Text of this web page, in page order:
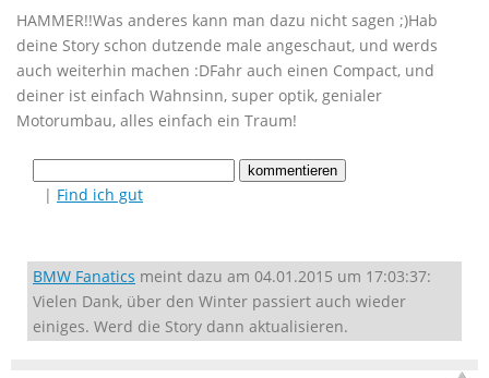
HAMMER!!Was anderes kann man dazu nicht sagen ;)Hab
deine Story schon dutzende male angeschaut, und werds
auch weiterhin machen :DFahr auch einen Compact, und
deiner ist einfach Wahnsinn, super optik, genialer
Motorumbau, alles einfach ein Traum!
| Find ich gut
BMW Fanatics meint dazu am 04.01.2015 um 17:03:37:
Vielen Dank, über den Winter passiert auch wieder
einiges. Werd die Story dann aktualisieren.